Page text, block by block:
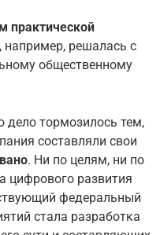
практической
например, решалась с
общественному
дело тормозилось тем,
составляли свои
. Ни по целям, ни по
цифрового развития
федеральный
стала разработка